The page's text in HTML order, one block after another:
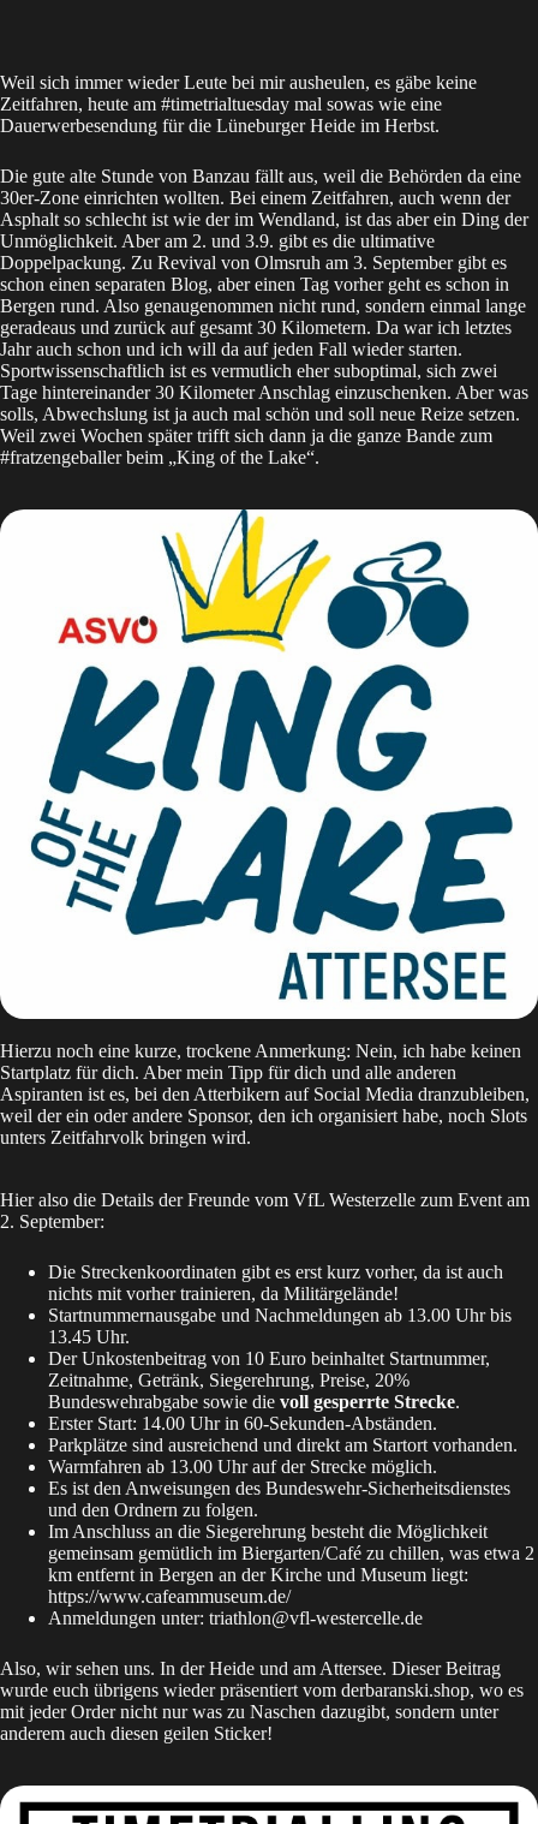
Weil sich immer wieder Leute bei mir ausheulen, es gäbe keine
Zeitfahren, heute am #timetrialtuesday mal sowas wie eine
Dauerwerbesendung für die Lüneburger Heide im Herbst.
Die gute alte Stunde von Banzau fällt aus, weil die Behörden da eine
30er-Zone einrichten wollten. Bei einem Zeitfahren, auch wenn der
Asphalt so schlecht ist wie der im Wendland, ist das aber ein Ding der
Unmöglichkeit. Aber am 2. und 3.9. gibt es die ultimative
Doppelpackung. Zu Revival von Olmsruh am 3. September gibt es
schon einen separaten Blog, aber einen Tag vorher geht es schon in
Bergen rund. Also genaugenommen nicht rund, sondern einmal lange
geradeaus und zurück auf gesamt 30 Kilometern. Da war ich letztes
Jahrauch schon und ich will da auf jeden Fall wieder starten.
Sportwissenschaftlich ist es vermutlich eher suboptimal, sich zwei
Tage hintereinander 30 Kilometer Anschlag einzuschenken. Aber was
solls, Abwechslung ist ja auch mal schön und soll neue Reize setzen.
Weil zwei Wochen später trifft sich dann ja die ganze Bande zum
#fratzengeballer beim „King of the Lake“.
Hierzu noch eine kurze, trockene Anmerkung: Nein, ich habe keinen
Startplatz für dich. Aber mein Tipp für dich und alle anderen
Aspiranten ist es, bei den Atterbikern auf Social Media dranzubleiben,
weil der ein oder andere Sponsor, den ich organisiert habe, noch Slots
unters Zeitfahrvolk bringen wird.
Hier also die Details der Freunde vom VfL Westerzelle zum Event am
2. September:
Die Streckenkoordinaten gibt es erst kurz vorher, da ist auch
nichts mit vorher trainieren, da Militärgelände!
Startnummernausgabe und Nachmeldungen ab 13.00 Uhr bis
13.45 Uhr.
Der Unkostenbeitrag von 10 Euro beinhaltet Startnummer,
Zeitnahme, Getränk, Siegerehrung, Preise, 20%
Bundeswehrabgabe sowie die voll gesperrte Strecke.
Erster Start: 14.00 Uhr in 60-Sekunden-Abständen.
Parkplätze sind ausreichend und direkt am Startort vorhanden.
Warmfahren ab 13.00 Uhr auf der Strecke möglich.
Es ist den Anweisungen des Bundeswehr-Sicherheitsdienstes
und den Ordnern zu folgen.
Im Anschluss an die Siegerehrung besteht die Möglichkeit
gemeinsam gemütlich im Biergarten/Café zu chillen, was etwa 2
km entfernt in Bergen an der Kirche und Museum liegt:
https://www.cafeammuseum.de/
Anmeldungen unter: triathlon@vfl-westercelle.de
Also, wir sehen uns. In der Heide und am Attersee. Dieser Beitrag
wurde euch übrigens wieder präsentiert vom derbaranski.shop, wo es
mit jeder Order nicht nur was zu Naschen dazugibt, sondern unter
anderem auch diesen geilen Sticker!